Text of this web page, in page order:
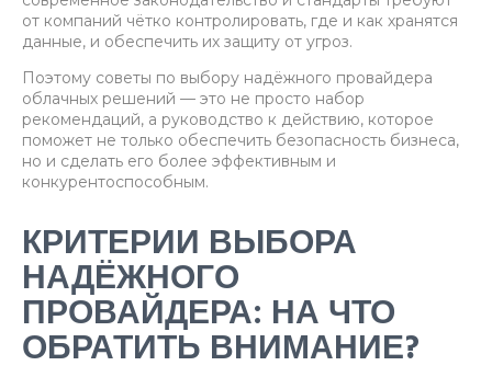
от компаний чётко контролировать, где и как хранятся
данные, и обеспечить их защиту от угроз.
Поэтому советы по выбору надёжного провайдера
облачных решений — это не просто набор
рекомендаций, а руководство к действию, которое
поможет не только обеспечить безопасность бизнеса,
но и сделать его более эффективным и
конкурентоспособным.
КРИТЕРИИ ВЫБОРА
НАДЁЖНОГО
ПРОВАЙДЕРА: НА ЧТО
ОБРАТИТЬ ВНИМАНИЕ?